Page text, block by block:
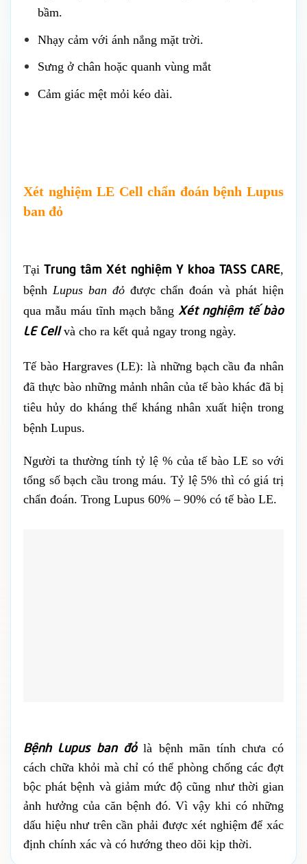
bầm.
Nhạy cảm với ánh nắng mặt trời.
Sưng ở chân hoặc quanh vùng mắt
Cảm giác mệt mỏi kéo dài.
Xét nghiệm LE Cell chẩn đoán bệnh Lupus
ban đỏ
TạiTrung tâm Xét nghiệm Y khoa TASS CARE,
bệnh Lupus ban đỏđược chẩn đoán và phát hiện
qua mẫu máu tĩnh mạch bằng Xét nghiệm tế bào
LE Cellvà cho ra kết quả ngay trong ngày.
Tế bào Hargraves (LE): là những bạch cầu đa nhân
đã thực bào những mảnh nhân của tế bào khác đã bị
tiêu hủy do kháng thể kháng nhân xuất hiện trong
bệnh Lupus.
Người ta thường tính tỷ lệ % của tế bào LE so với
tổng số bạch cầu trong máu. Tỷ lệ 5% thì có giá trị
chẩn đoán. Trong Lupus 60% – 90% có tế bào LE.
Chia sẻ: Facebook Zalo X Copy link
Bài viết mới
Xét nghiệm NIPT song thai cần lưu ý gì?